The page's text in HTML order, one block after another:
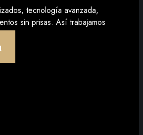
tecnología avanzada,
sin prisas. Así trabajamos